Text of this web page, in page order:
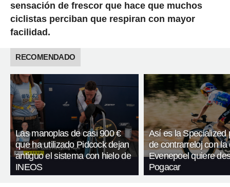
sensación de frescor que hace que muchos
ciclistas perciban que respiran con mayor
facilidad.
RECOMENDADO
Las manoplas de casi 900 €
que ha utilizado Pidcock dejan
antiguo el sistema con hielo de
INEOS
Así es la Specialized
de contrarreloj con la
Evenepoel quiere
Pogacar